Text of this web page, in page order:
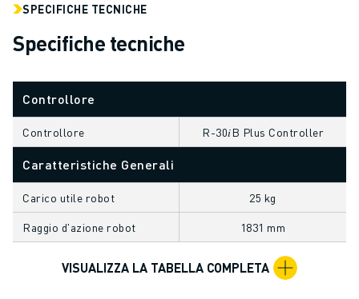
MAGAZZINAGGIO, LOGISTICA, SPEDIZIONI E PACCHI
TUTTE LE APPLICAZIONI
MACCHINE A 5 ASSI
ASSEMBLAGGIO
RETTIFICA CNC
FRESATURA CNC
TORNITURA CNC
FORATURA E MASCHIATURA AD ALTA VELOCITÀ
ASSERVIMENTO MACCHINA
SPECIFICHE TECNICHE
Specifiche tecniche
Controllore
Controllore R-30𝑖B Plus Controller
Caratteristiche Generali
Carico utile robot 25 kg
Raggio d'azione robot 1831 mm
VISUALIZZA LA TABELLA COMPLETA